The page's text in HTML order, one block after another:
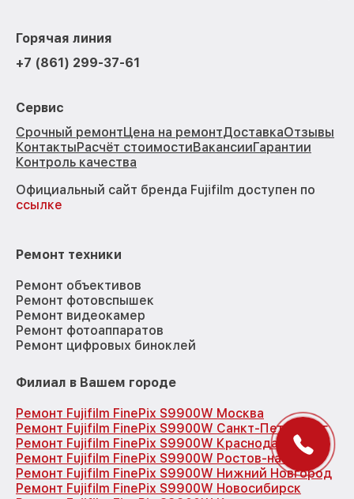
Горячая линия
+7 (861) 299-37-61
Сервис
Срочный ремонтЦена на ремонтДоставкаОтзывы
КонтактыРасчёт стоимостиВакансииГарантии
Контроль качества
Официальный сайт бренда Fujifilm доступен по
ссылке
Ремонт техники
Ремонт объективов
Ремонт фотовспышек
Ремонт видеокамер
Ремонт фотоаппаратов
Ремонт цифровых биноклей
Филиал в Вашем городе
Ремонт Fujifilm FinePix S9900W Москва
Ремонт Fujifilm FinePix S9900W Санкт-Петербург
Ремонт Fujifilm FinePix S9900W Краснодар
Ремонт Fujifilm FinePix S9900W Ростов-на-Дону
Ремонт Fujifilm FinePix S9900W Нижний Новгород
Ремонт Fujifilm FinePix S9900W Новосибирск